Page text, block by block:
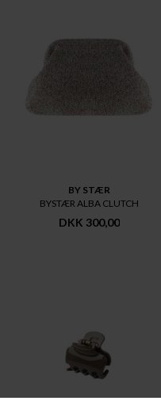
BY STÆR
BYSTÆR ALBA CLUTCH
DKK 300,00